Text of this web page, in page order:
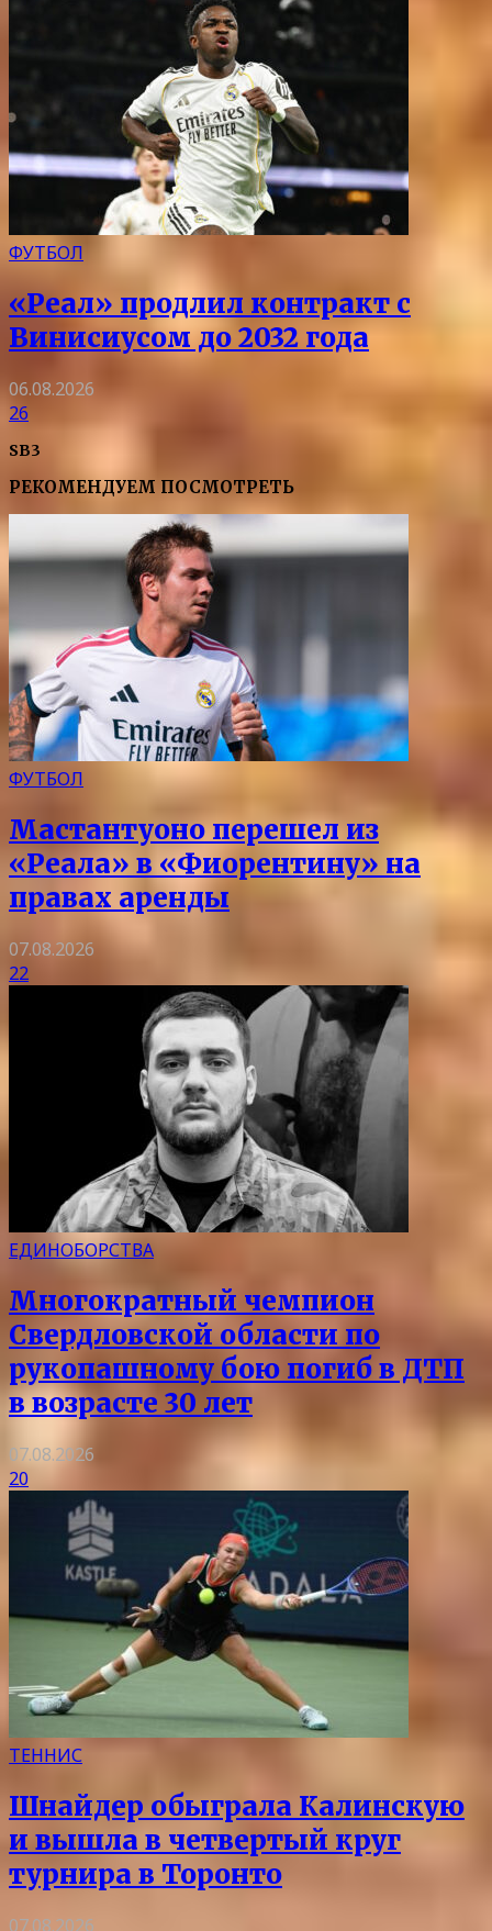
ФУТБОЛ
«Реал» продлил контракт с
Винисиусом до 2032 года
06.08.2026
26
SB3
РЕКОМЕНДУЕМ ПОСМОТРЕТЬ
ФУТБОЛ
Мастантуоно перешел из
«Реала» в «Фиорентину» на
правах аренды
07.08.2026
22
ЕДИНОБОРСТВА
Многократный чемпион
Свердловской области по
рукопашному бою погиб в ДТП
в возрасте 30 лет
07.08.2026
20
ТЕННИС
Шнайдер обыграла Калинскую
и вышла в четвертый круг
турнира в Торонто
07.08.2026